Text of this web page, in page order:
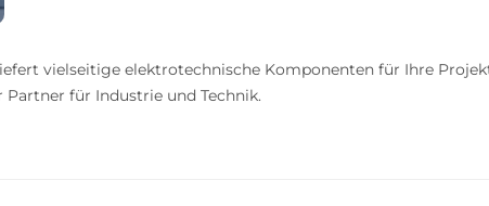
vielseitige elektrotechnische Komponenten für Ihre
für Industrie und Technik.